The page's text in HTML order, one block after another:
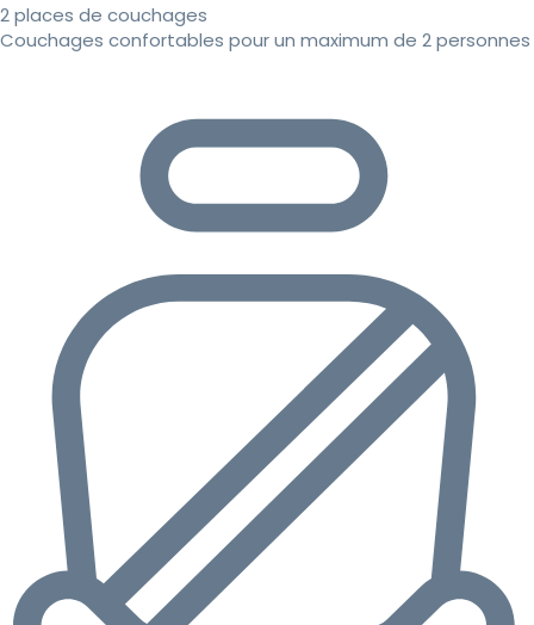
2 places de couchages
Couchages confortables pour un maximum de 2 personnes